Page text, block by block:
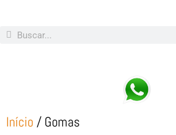
Início / Gomas